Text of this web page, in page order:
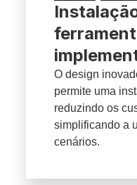
O design
permite uma
reduzindo os
simplificando a
cenários.